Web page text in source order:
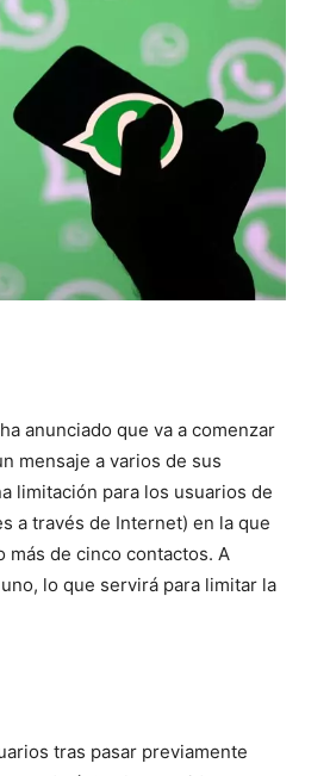
anunciado que va a comenzar
mensaje a varios de sus
limitación para los usuarios de
a través de Internet) en la que
más de cinco contactos. A
lo que servirá para limitar la
tras pasar previamente